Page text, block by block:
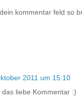
kommentar feld so
2011 um 15:10
liebe Kommentar :)